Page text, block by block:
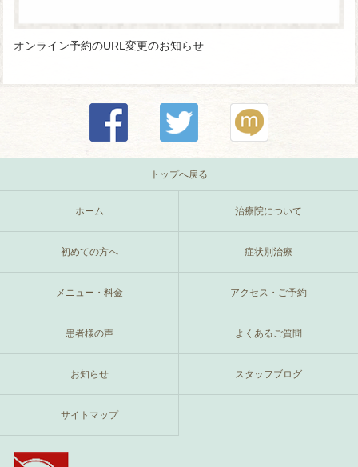
オンライン予約のURL変更のお知らせ
トップへ戻る
ホーム 治療院について
初めての方へ 症状別治療
メニュー・料金 アクセス・ご予約
患者様の声 よくあるご質問
お知らせ スタッフブログ
サイトマップ